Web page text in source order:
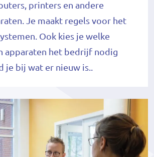
printers en andere
Je maakt regels voor het
Ook kies je welke
apparaten het bedrijf nodig
je bij wat er nieuw is..